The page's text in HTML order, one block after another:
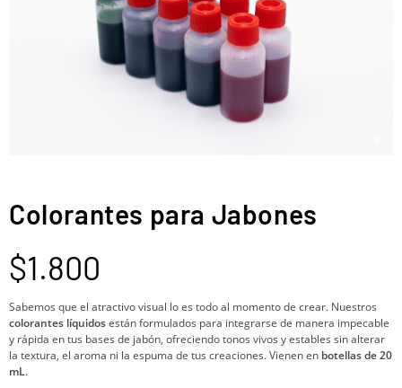
Colorantes para Jabones
$1.800
Sabemos que el atractivo visual lo es todo al momento de crear. Nuestros
colorantes líquidosestán formulados para integrarse de manera impecable
y rápida en tus bases de jabón, ofreciendo tonos vivos y estables sin alterar
la textura, el aroma ni la espuma de tus creaciones. Vienen en botellas de 20
mL.